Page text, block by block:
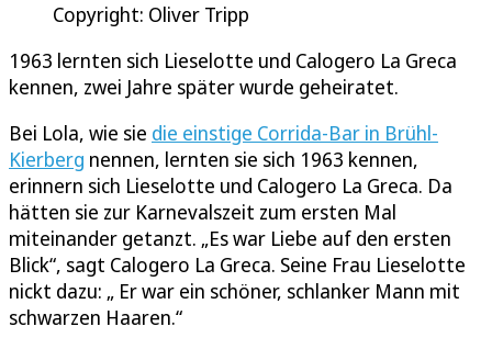
Copyright: Oliver Tripp
1963 lernten sich Lieselotte und Calogero La Greca
kennen, zwei Jahre später wurde geheiratet.
Bei Lola, wie sie die einstige Corrida-Bar in Brühl-
Kierberg nennen, lernten sie sich 1963 kennen,
erinnern sich Lieselotte und Calogero La Greca. Da
hätten sie zur Karnevalszeit zum ersten Mal
miteinander getanzt. „Es war Liebe auf den ersten
Blick“, sagt Calogero La Greca. Seine Frau Lieselotte
nickt dazu: „ Er war ein schöner, schlanker Mann mit
schwarzen Haaren.“